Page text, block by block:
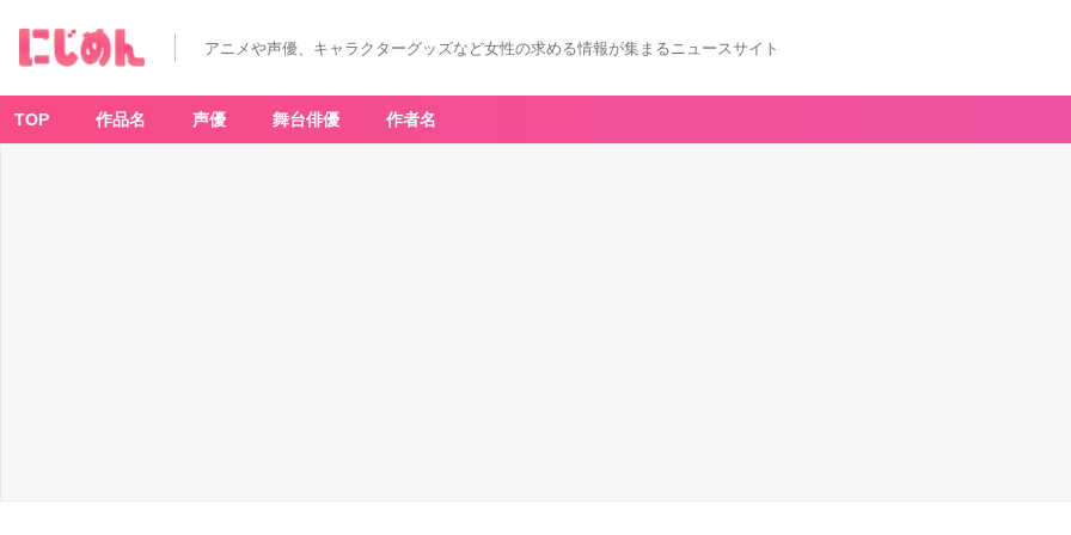
アニメや声優、キャラクターグッズなど女性の求める情報が集まるニュースサイト
TOP 作品名 声優 舞台俳優 作者名